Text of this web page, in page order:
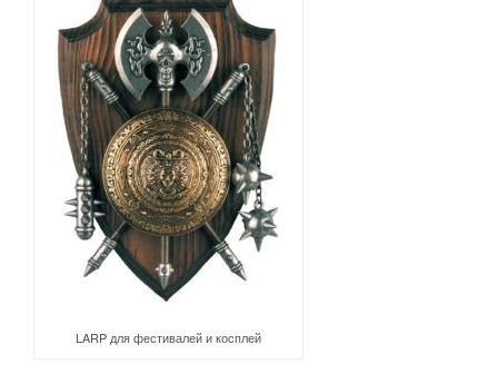
LARP для фестивалей и косплей